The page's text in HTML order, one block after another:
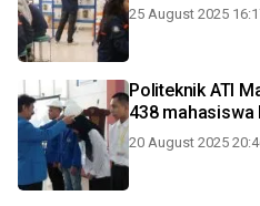
25 August 2025
Politeknik ATI
438 mahasiswa
20 August 2025